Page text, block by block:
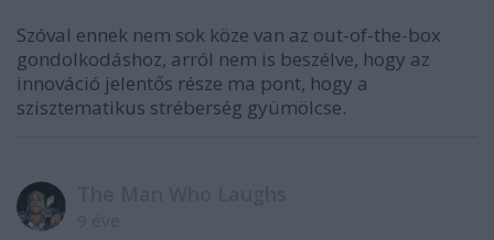
Szóval ennek nem sok köze van az out-of-the-box
gondolkodáshoz, arról nem is beszélve, hogy az
innováció jelentős része ma pont, hogy a
szisztematikus stréberség gyümölcse.